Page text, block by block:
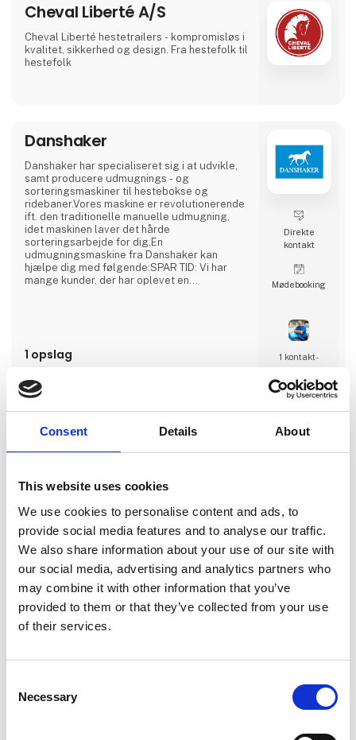
Consent Details About
This website uses cookies
We use cookies to personalise content and ads, to
provide social media features and to analyse our traffic.
We also share information about your use of our site with
our social media, advertising and analytics partners who
may combine it with other information that you’ve
provided to them or that they’ve collected from your use
of their services.
Selection
Necessary
Cheval Liberté A/S
Cheval Liberté hestetrailers - kompromisløs i
kvalitet, sikkerhed og design. Fra hestefolk til
hestefolk
Danshaker
Danshaker har specialiseret sig i at udvikle,
samt producere udmugnings - og
sorteringsmaskiner til hestebokse og
ridebaner.Vores maskine er revolutionerende
ift. den traditionelle manuelle udmugning,
idet maskinen laver det hårde
sorteringsarbejde for dig.En
udmugningsmaskine fra Danshaker kan
hjælpe dig med følgende:SPAR TID: Vi har
mange kunder, der har oplevet en
bortskaffelse af møddingen.SPAR
det
1 opslag
Direkte
kontakt
Møde­booking
1 kontakt­
Denwax
Denwax – Dansk naturproduktDenwax er en
produkter til B2B og B2C. Vi står 100% inde
der, hvor man kan få service og
vejledning.Denwax laver alle produkter ved
håndkraft, som bliver vejet og målt manuelt.
Det sikre at alle forhandlere og slutbrugere
får samme kvalitetsprodukt hver gang. Alle
ingredienserne til Denwax produkterne købes
hos danske virksomheder. Denwax er et
registreret varemærke i hele Europa.
5 opslag
seneste fra 29. januar 2025
Direkte
kontakt
personer
H.C. Petersen & Co's Eftf. A/S
.